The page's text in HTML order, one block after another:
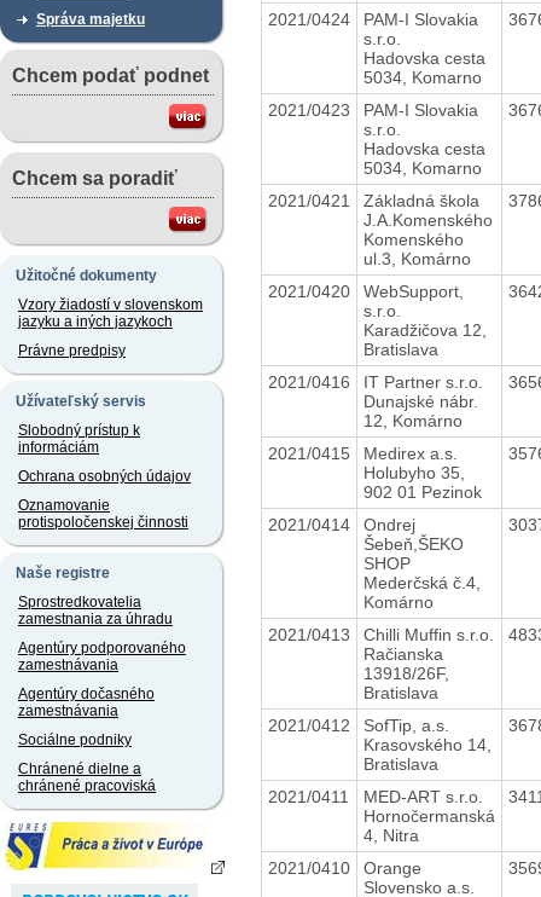
Správa majetku
Chcem podať podnet
Chcem sa poradiť
Užitočné dokumenty
Vzory žiadostí v slovenskom
jazyku a iných jazykoch
Právne predpisy
Užívateľský servis
Slobodný prístup k
informáciám
Ochrana osobných údajov
Oznamovanie
protispoločenskej činnosti
Naše registre
Sprostredkovatelia
zamestnania za úhradu
Agentúry podporovaného
zamestnávania
Agentúry dočasného
zamestnávania
Sociálne podniky
Chránené dielne a
chránené pracoviská
2021/0424
PAM-I Slovakia
s.r.o.
Hadovska cesta
5034, Komarno
2021/0423
PAM-I Slovakia
s.r.o.
Hadovska cesta
5034, Komarno
2021/0421
Základná škola
J.A.Komenského
Komenského
ul.3, Komárno
2021/0420
WebSupport,
s.r.o.
Karadžičova 12,
Bratislava
2021/0416
IT Partner s.r.o.
Dunajské nábr.
12, Komárno
2021/0415
Medirex a.s.
Holubyho 35,
902 01 Pezinok
2021/0414
Ondrej
Šebeň,ŠEKO
SHOP
Mederčská č.4,
Komárno
2021/0413
Chilli Muffin s.r.o.
Račianska
13918/26F,
Bratislava
2021/0412
SofTip, a.s.
Krasovského 14,
Bratislava
2021/0411
MED-ART s.r.o.
Hornočermanská
4, Nitra
2021/0410
Orange
Slovensko a.s.